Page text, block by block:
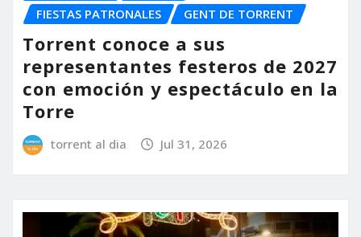
FIESTAS PATRONALES
GENT DE TORRENT
Torrent conoce a sus
representantes festeros de 2027
con emoción y espectáculo en la
Torre
torrent al dia Jul 31, 2026